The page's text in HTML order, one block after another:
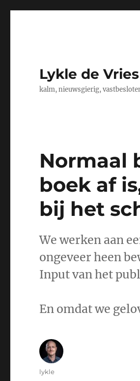
Lykle de Vries
kalm, nieuwsgierig,
Normaal
boek af
bij het
We werken aan
ongeveer heen
Input van het
En omdat we
Author
lykle